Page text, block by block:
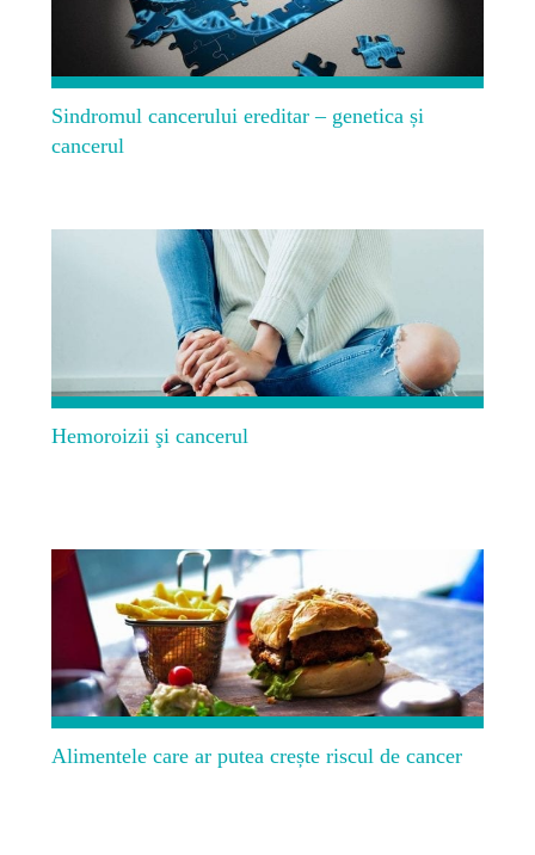
Sindromul cancerului ereditar – genetica și
cancerul
Hemoroizii şi cancerul
Alimentele care ar putea crește riscul de cancer